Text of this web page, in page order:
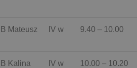
B Mateusz IV w 9.40 – 10.00
B Kalina IV w 10.00 – 10.20